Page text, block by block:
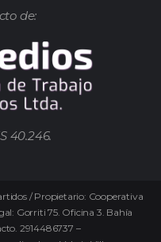
de:
40.246.
/ Propietario: Cooperativa
Gorriti 75. Oficina 3. Bahía
2914486737 –